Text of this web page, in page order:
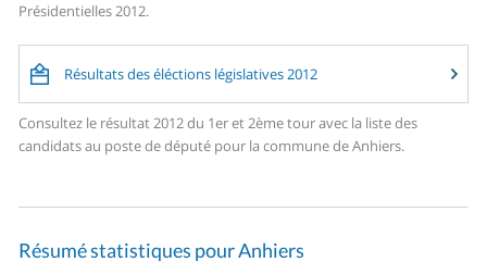
Présidentielles 2012.
Résultats des éléctions législatives 2012
Consultez le résultat 2012 du 1er et 2ème tour avec la liste des
candidats au poste de député pour la commune de Anhiers.
Résumé statistiques pour Anhiers